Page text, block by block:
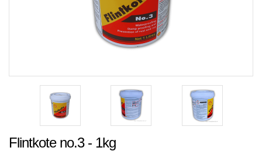
Flintkote no.3 - 1kg